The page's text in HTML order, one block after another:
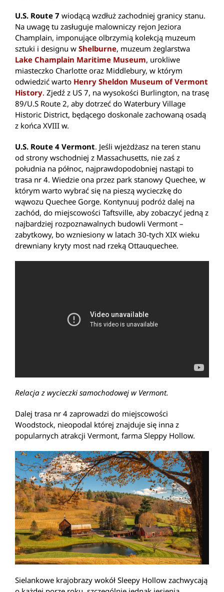
U.S. Route 7 wiodącą wzdłuż zachodniej granicy stanu.
Na uwagę tu zasługuje malowniczy rejon Jeziora
Champlain, imponujące olbrzymią kolekcją muzeum
sztuki i designu w Shelburne, muzeum żeglarstwa
Lake Champlain Maritime Museum, urokliwe
miasteczko Charlotte oraz Middlebury, w którym
odwiedzić warto Henry Sheldon Museum of Vermont
History. Zjedź z US 7, na wysokości Burlington, na trasę
89/U.S Route 2, aby dotrzeć do Waterbury Village
Historic District, będącego doskonale zachowaną osadą
z końca XVIII w.
U.S. Route 4 Vermont. Jeśli wjeżdżasz na teren stanu
od strony wschodniej z Massachusetts, nie zaś z
południa na północ, najprawdopodobniej nastąpi to
trasa nr 4. Wiedzie ona przez park stanowy Quechee, w
którym warto wybrać się na pieszą wycieczkę do
wąwozu Quechee Gorge. Kontynuuj podróż dalej na
zachód, do miejscowości Taftsville, aby zobaczyć jedną z
najbardziej rozpoznawalnych budowli Vermont –
zabytkowy, bo wzniesiony w latach 30-tych XIX wieku
drewniany kryty most nad rzeką Ottauquechee.
Relacja z wycieczki samochodowej w Vermont.
Dalej trasa nr 4 zaprowadzi do miejscowości
Woodstock, nieopodal której znajduje się inna z
popularnych atrakcji Vermont, farma Sleppy Hollow.
Sielankowe krajobrazy wokół Sleepy Hollow zachwycają